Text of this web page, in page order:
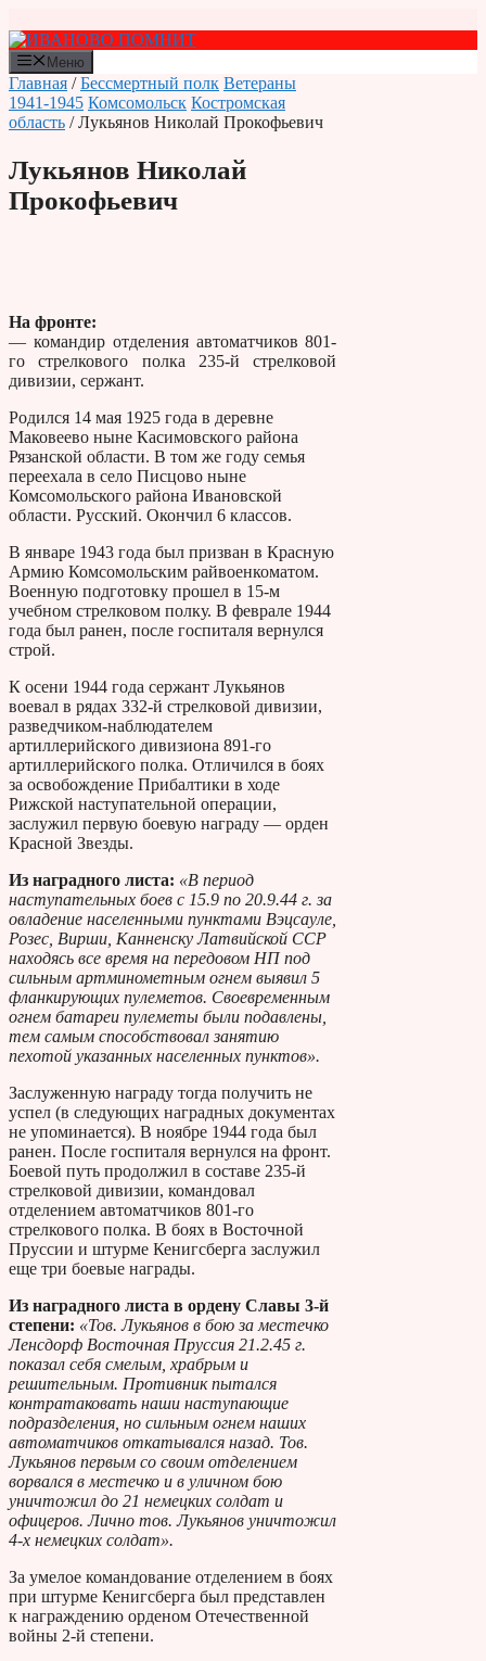
к
содержимому
Меню
Главная /Бессмертный полк Ветераны
1941-1945 Комсомольск Костромская
область / Лукьянов Николай Прокофьевич
Лукьянов Николай
Прокофьевич
На фронте:
— командир отделения автоматчиков 801-
го стрелкового полка 235-й стрелковой
дивизии, сержант.
Родился 14 мая 1925 года в деревне
Маковеево ныне Касимовского района
Рязанской области. В том же году семья
переехала в село Писцово ныне
Комсомольского района Ивановской
области. Русский. Окончил 6 классов.
В январе 1943 года был призван в Красную
Армию Комсомольским райвоенкоматом.
Военную подготовку прошел в 15-м
учебном стрелковом полку. В феврале 1944
года был ранен, после госпиталя вернулся
строй.
К осени 1944 года сержант Лукьянов
воевал в рядах 332-й стрелковой дивизии,
разведчиком-наблюдателем
артиллерийского дивизиона 891-го
артиллерийского полка. Отличился в боях
за освобождение Прибалтики в ходе
Рижской наступательной операции,
заслужил первую боевую награду — орден
Красной Звезды.
Из наградного листа: «В период
наступательных боев с 15.9 по 20.9.44 г. за
овладение населенными пунктами Вэцсауле,
Розес, Вирши, Канненску Латвийской ССР
находясь все время на передовом НП под
сильным артминометным огнем выявил 5
фланкирующих пулеметов. Своевременным
огнем батареи пулеметы были подавлены,
тем самым способствовал занятию
пехотой указанных населенных пунктов».
Заслуженную награду тогда получить не
успел (в следующих наградных документах
не упоминается). В ноябре 1944 года был
ранен. После госпиталя вернулся на фронт.
Боевой путь продолжил в составе 235-й
стрелковой дивизии, командовал
отделением автоматчиков 801-го
стрелкового полка. В боях в Восточной
Пруссии и штурме Кенигсберга заслужил
еще три боевые награды.
Из наградного листа в ордену Славы 3-й
степени: «Тов. Лукьянов в бою за местечко
Ленсдорф Восточная Пруссия 21.2.45 г.
показал себя смелым, храбрым и
решительным. Противник пытался
контратаковать наши наступающие
подразделения, но сильным огнем наших
автоматчиков откатывался назад. Тов.
Лукьянов первым со своим отделением
ворвался в местечко и в уличном бою
уничтожил до 21 немецких солдат и
офицеров. Лично тов. Лукьянов уничтожил
4-х немецких солдат».
За умелое командование отделением в боях
при штурме Кенигсберга был представлен
к награждению орденом Отечественной
войны 2-й степени.